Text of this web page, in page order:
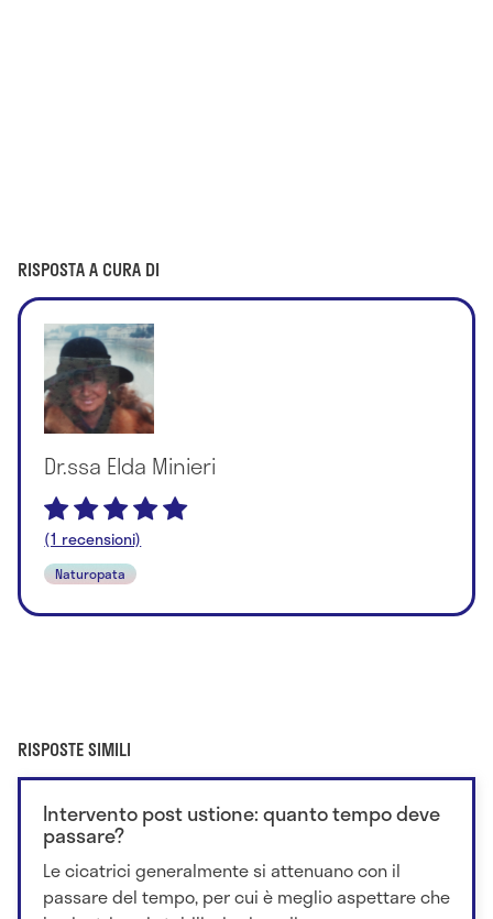
RISPOSTA A CURA DI
Dr.ssa Elda Minieri
(1 recensioni)
Naturopata
RISPOSTE SIMILI
Intervento post ustione: quanto tempo deve
passare?
Le cicatrici generalmente si attenuano con il
passare del tempo, per cui è meglio aspettare che